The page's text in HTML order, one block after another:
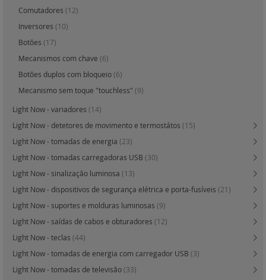
Comutadores (12)
Inversores (10)
Botões (17)
Mecanismos com chave (6)
Botões duplos com bloqueio(6)
Mecanismo sem toque "touchless" (9)
Light Now - variadores (14)
Light Now - detetores de movimento e termostátos (15)
Light Now - tomadas de energia (23)
Light Now - tomadas carregadoras USB (30)
Light Now - sinalização luminosa (13)
Light Now - dispositivos de segurança elétrica e porta-fusíveis (21)
Light Now - suportes e molduras luminosas (9)
Light Now - saídas de cabos e obturadores (12)
Light Now - teclas (44)
Light Now - tomadas de energia com carregador USB (3)
Light Now - tomadas de televisão(33)